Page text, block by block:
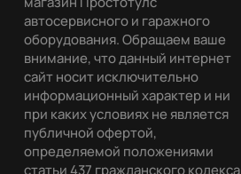
автосервисного и гаражного
оборудования. Обращаем ваше
внимание, что данный интернет
сайт носит исключительно
информационный характер и ни
при каких условиях не является
публичной офертой,
определяемой положениями
статьи 437 гражданского кодекса